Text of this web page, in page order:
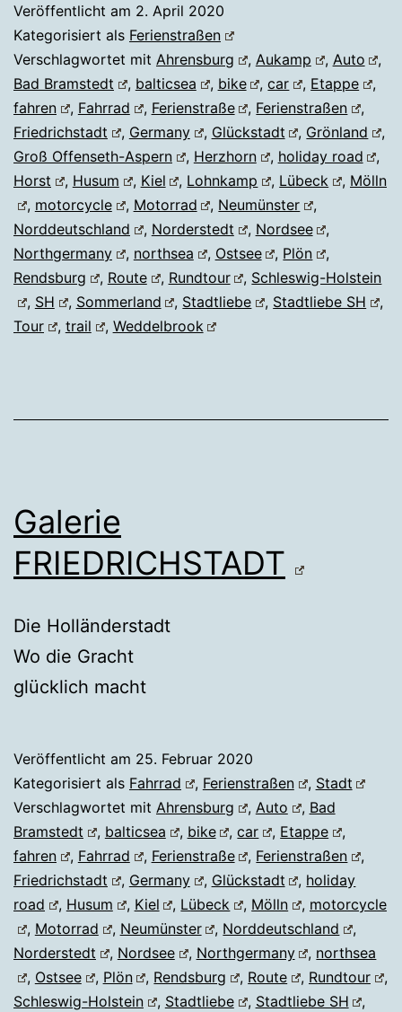
Veröffentlicht am 2. April 2020
Kategorisiert als Ferienstraßen
Verschlagwortet mit Ahrensburg , Aukamp , Auto
,
Bad Bramstedt
, balticsea , bike ,car , Etappe
,
fahren
, Fahrrad , Ferienstraße , Ferienstraßen
,
Friedrichstadt
, Germany , Glückstadt , Grönland
,
Groß Offenseth-Aspern
, Herzhorn , holiday road
,
Horst
, Husum , Kiel , Lohnkamp , Lübeck , Mölln
, motorcycle , Motorrad , Neumünster
,
Norddeutschland
, Norderstedt , Nordsee
,
Northgermany
, northsea , Ostsee , Plön
,
Rendsburg
, Route , Rundtour , Schleswig-Holstein
, SH , Sommerland , Stadtliebe , Stadtliebe SH
,
Tour
, trail , Weddelbrook
Galerie
FRIEDRICHSTADT
Die Holländerstadt
Wo die Gracht
glücklich macht
Veröffentlicht am 25. Februar 2020
Kategorisiert als Fahrrad , Ferienstraßen , Stadt
Verschlagwortet mit Ahrensburg , Auto , Bad
Bramstedt
, balticsea , bike ,car , Etappe
,
fahren
, Fahrrad , Ferienstraße , Ferienstraßen
,
Friedrichstadt
, Germany , Glückstadt , holiday
road
, Husum , Kiel , Lübeck , Mölln , motorcycle
, Motorrad , Neumünster , Norddeutschland
,
Norderstedt
, Nordsee , Northgermany , northsea
, Ostsee , Plön , Rendsburg , Route , Rundtour
,
Schleswig-Holstein
, Stadtliebe , Stadtliebe SH ,